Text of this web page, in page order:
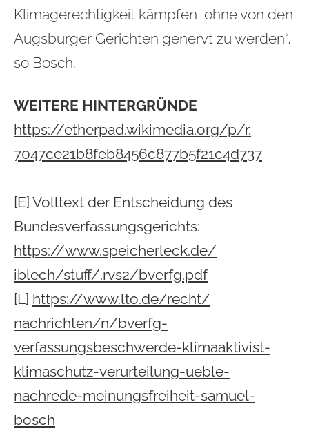
Klimagerechtigkeit kämpfen, ohne von den
Augsburger Gerichten genervt zu werden“,
so Bosch.
WEITERE HINTERGRÜNDE
https://etherpad.wikimedia.org/p/r.
7047ce21b8feb8456c877b5f21c4d737
[E] Volltext der Entscheidung des
Bundesverfassungsgerichts:
https://www.speicherleck.de/
iblech/stuff/.rvs2/bverfg.pdf
[L] https://www.lto.de/recht/
nachrichten/n/bverfg-
verfassungsbeschwerde-klimaaktivist-
klimaschutz-verurteilung-ueble-
nachrede-meinungsfreiheit-samuel-
bosch